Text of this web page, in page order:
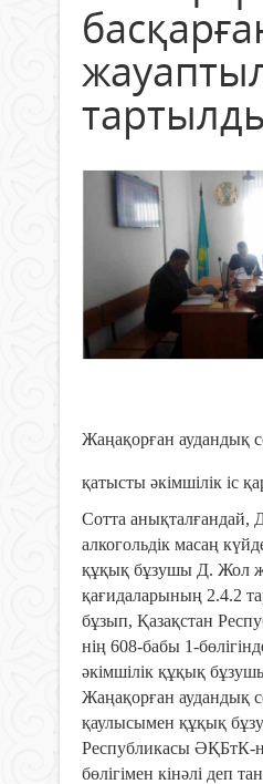
Жаңақорған аудандық
қатысты әкімшілік іс
Сотта анықталғандай,
алкогольдік масаң
құқық бұзушы Д. Жол
қағидаларының 2.4.2
бұзып, Қазақстан
нің 608-бабы 1-
әкімшілік құқық
Жаңақорған аудандық
қаулысымен құқық
Республикасы ӘҚБтК-
бөлігімен кінәлі деп